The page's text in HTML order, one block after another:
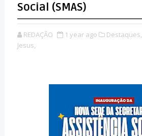
Social (SMAS)
REDAÇÃO 1 year ago Destaques,
Jesus,